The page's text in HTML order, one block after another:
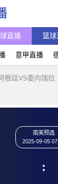
直播 篮球
意甲直播
根廷VS委内瑞拉